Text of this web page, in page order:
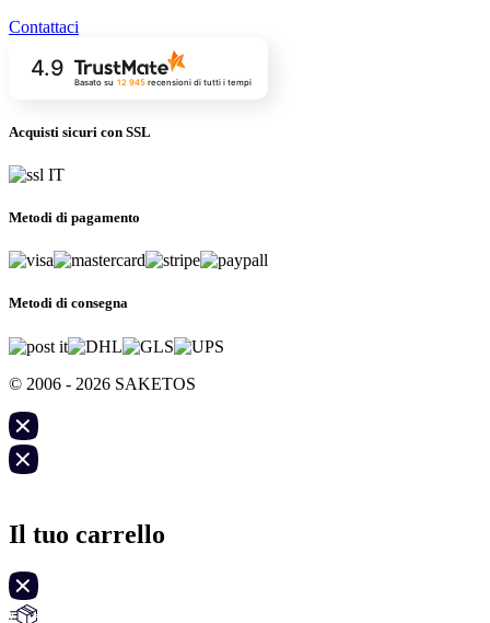
Contattaci
4.9
Basato su 12 945recensioni di tutti i tempi
Acquisti sicuri con SSL
Metodi di pagamento
Metodi di consegna
© 2006 - 2026 SAKETOS
Il tuo carrello